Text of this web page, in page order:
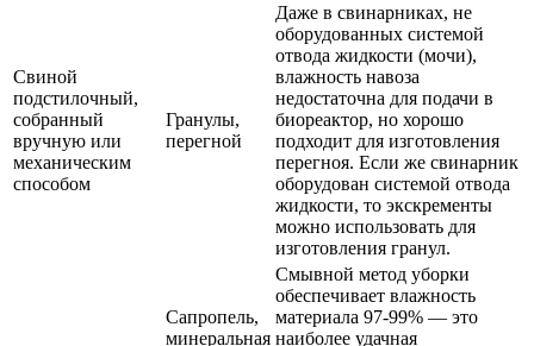
Свиной
подстилочный,
собранный
вручную или
механическим
способом
Гранулы,
перегной
Даже в свинарниках, не
оборудованных системой
отвода жидкости (мочи),
влажность навоза
недостаточна для подачи в
биореактор, но хорошо
подходит для изготовления
перегноя. Если же свинарник
оборудован системой отвода
жидкости, то экскременты
можно использовать для
изготовления гранул.
Сапропель,
минеральная
Смывной метод уборки
обеспечивает влажность
материала 97-99% — это
наиболее удачная